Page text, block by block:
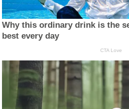
Why this ordinary drink is the
best every day
CTA Love